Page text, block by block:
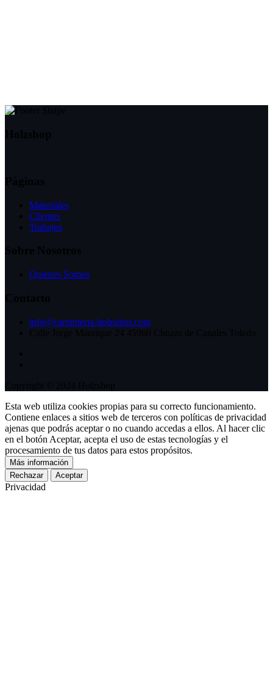
Materiales
Clientes
Trabajos
Quienes Somos
info@carpinteria-holzshop.com
Esta web utiliza cookies propias para su correcto funcionamiento.
Contiene enlaces a sitios web de terceros con políticas de privacidad
ajenas que podrás aceptar o no cuando accedas a ellos. Al hacer clic
en el botón Aceptar, acepta el uso de estas tecnologías y el
procesamiento de tus datos para estos propósitos.
Más información
Rechazar
Aceptar
Privacidad